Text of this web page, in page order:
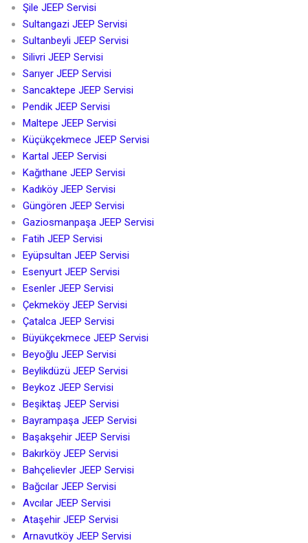
Şile JEEP Servisi
Sultangazi JEEP Servisi
Sultanbeyli JEEP Servisi
Silivri JEEP Servisi
Sarıyer JEEP Servisi
Sancaktepe JEEP Servisi
Pendik JEEP Servisi
Maltepe JEEP Servisi
Küçükçekmece JEEP Servisi
Kartal JEEP Servisi
Kağıthane JEEP Servisi
Kadıköy JEEP Servisi
Güngören JEEP Servisi
Gaziosmanpaşa JEEP Servisi
Fatih JEEP Servisi
Eyüpsultan JEEP Servisi
Esenyurt JEEP Servisi
Esenler JEEP Servisi
Çekmeköy JEEP Servisi
Çatalca JEEP Servisi
Büyükçekmece JEEP Servisi
Beyoğlu JEEP Servisi
Beylikdüzü JEEP Servisi
Beykoz JEEP Servisi
Beşiktaş JEEP Servisi
Bayrampaşa JEEP Servisi
Başakşehir JEEP Servisi
Bakırköy JEEP Servisi
Bahçelievler JEEP Servisi
Bağcılar JEEP Servisi
Avcılar JEEP Servisi
Ataşehir JEEP Servisi
Arnavutköy JEEP Servisi